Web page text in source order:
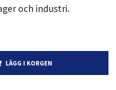
och industri.
LÄGG I KORGEN